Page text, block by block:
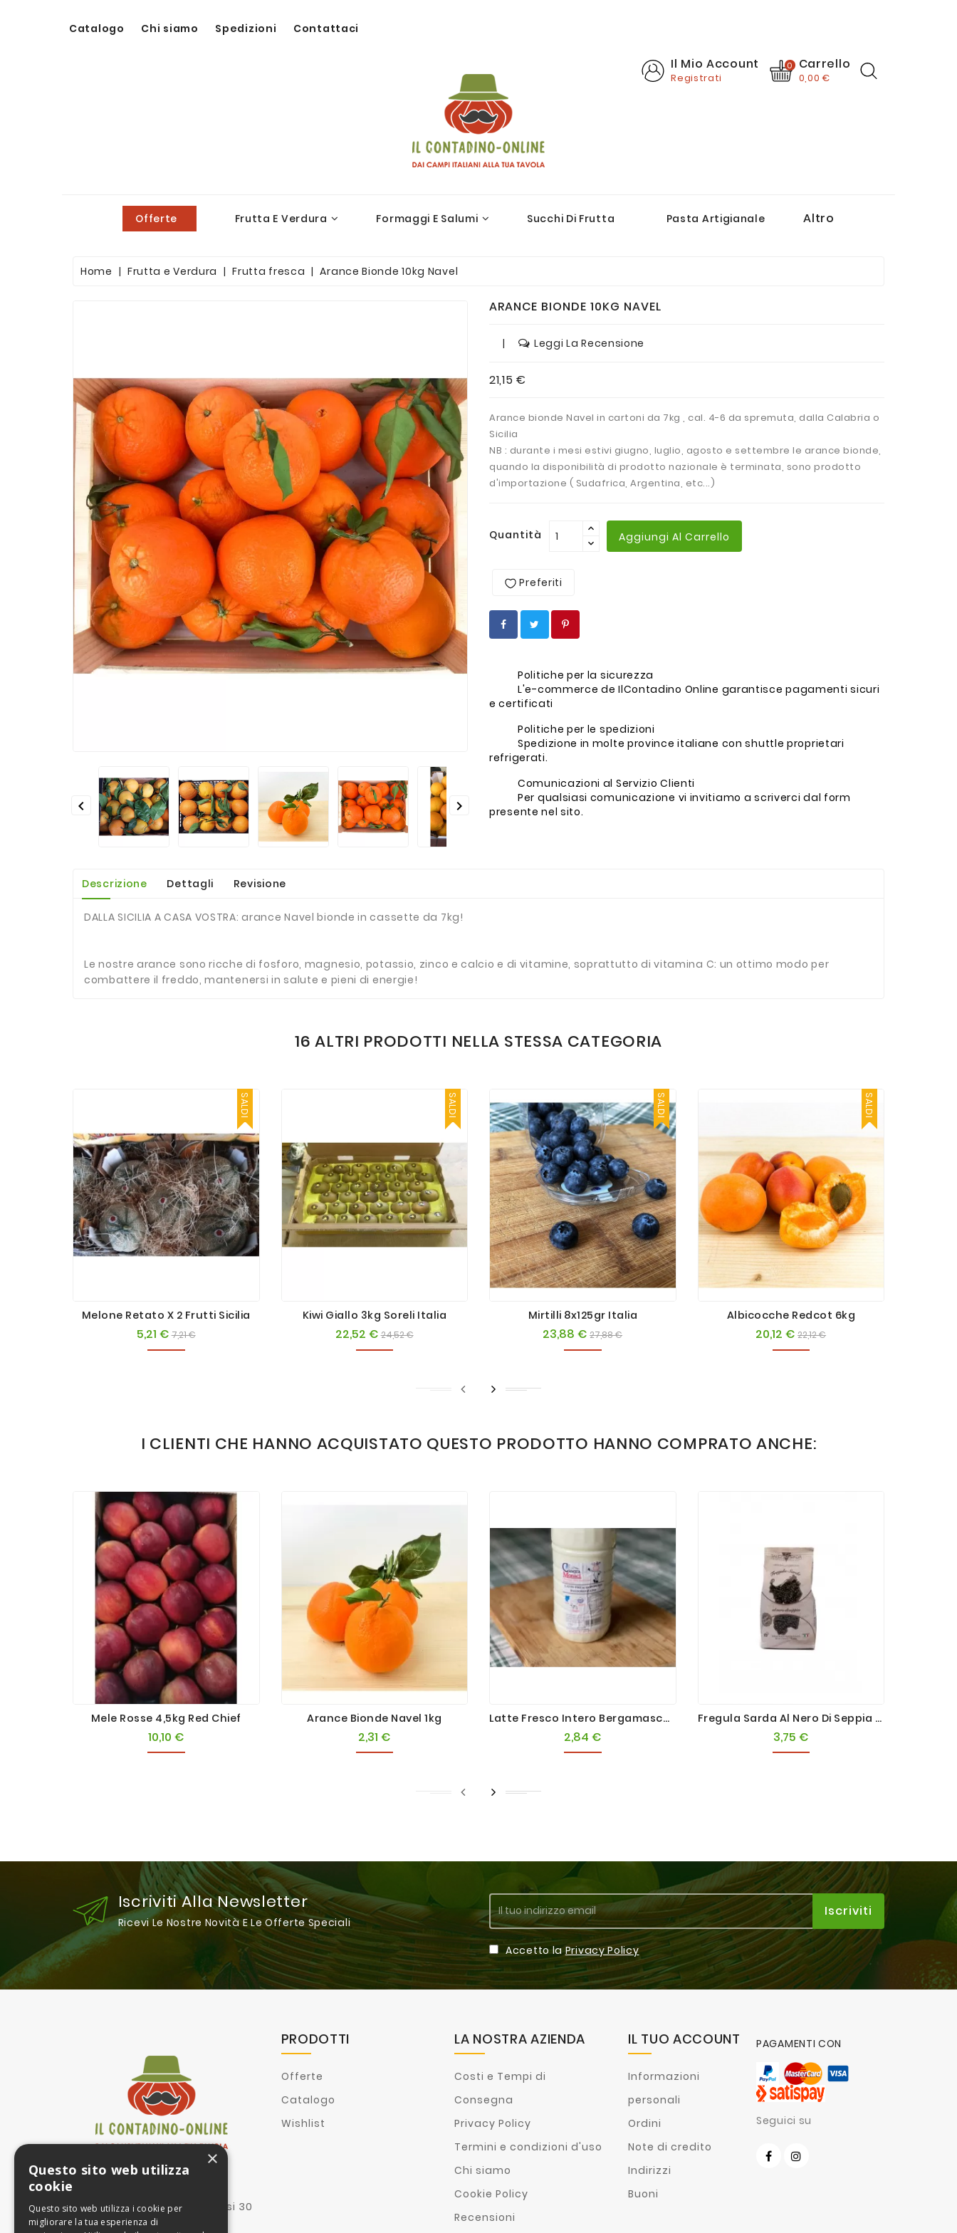
Catalogo Chi siamo Spedizioni Contattaci
Il Mio Account
Registrati
0 Carrello
0,00 €
Offerte Frutta E Verdura Formaggi E Salumi Succhi Di Frutta Pasta Artigianale Altro
Home Frutta e Verdura Frutta fresca Arance Bionde 10kg Navel
 
ARANCE BIONDE 10KG NAVEL
| Leggi La Recensione
21,15 €
Arance bionde Navel in cartoni da 7kg , cal. 4-6 da spremuta, dalla Calabria o
Sicilia
NB : durante i mesi estivi giugno, luglio, agosto e settembre le arance bionde,
quando la disponibilità di prodotto nazionale è terminata, sono prodotto
d'importazione ( Sudafrica, Argentina, etc...)
Quantità Aggiungi Al Carrello
Preferiti
Politiche per la sicurezza
L'e-commerce de IlContadino Online garantisce pagamenti sicuri
e certificati
Politiche per le spedizioni
Spedizione in molte province italiane con shuttle proprietari
refrigerati.
Comunicazioni al Servizio Clienti
Per qualsiasi comunicazione vi invitiamo a scriverci dal form
presente nel sito.
Descrizione Dettagli Revisione
DALLA SICILIA A CASA VOSTRA: arance Navel bionde in cassette da 7kg!
Le nostre arance sono ricche di fosforo, magnesio, potassio, zinco e calcio e di vitamine, soprattutto di vitamina C: un ottimo modo per
combattere il freddo, mantenersi in salute e pieni di energie!
16 ALTRI PRODOTTI NELLA STESSA CATEGORIA
SALDI
Melone Retato X 2 Frutti Sicilia
5,21 €Prezzo
base
7,21 €Prezzo
SALDI
Kiwi Giallo 3kg Soreli Italia
22,52 €Prezzo
base
24,52 €Prezzo
SALDI
Mirtilli 8x125gr Italia
23,88 € Prezzo
base
27,88 €Prezzo
SALDI
Albicocche Redcot 6kg
20,12 € Prezzo
base
22,12 €Prezzo
I CLIENTI CHE HANNO ACQUISTATO QUESTO PRODOTTO HANNO COMPRATO ANCHE:
Mele Rosse 4,5kg Red Chief
10,10 €Prezzo
Arance Bionde Navel 1kg
2,31 €Prezzo
Latte Fresco Intero Bergamasco 1L
2,84 €Prezzo
Fregula Sarda Al Nero Di Seppia 500g
3,75 €Prezzo
Iscriviti Alla Newsletter
Ricevi Le Nostre Novità E Le Offerte Speciali
Accetto la Privacy Policy
Via corte dei mesagnesi 30
73100 Lecce Le
PRODOTTI
Offerte
Catalogo
Wishlist
LA NOSTRA AZIENDA
Costi e Tempi di
Consegna
Privacy Policy
Termini e condizioni d'uso
Chi siamo
Cookie Policy
Recensioni
IL TUO ACCOUNT
Informazioni
personali
Ordini
Note di credito
Indirizzi
Buoni
PAGAMENTI CON
Seguici su
×
Questo sito web utilizza
cookie
Questo sito web utilizza i cookie per
migliorare la tua esperienza di